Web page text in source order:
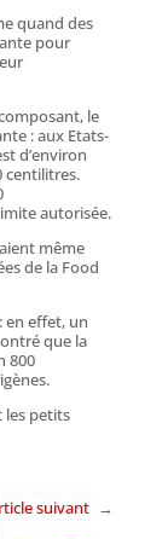
quand des
pour
le
: aux Etats-
d’environ
centilitres.
autorisée.
même
de la Food
en effet, un
que la
800
les petits
suivant →